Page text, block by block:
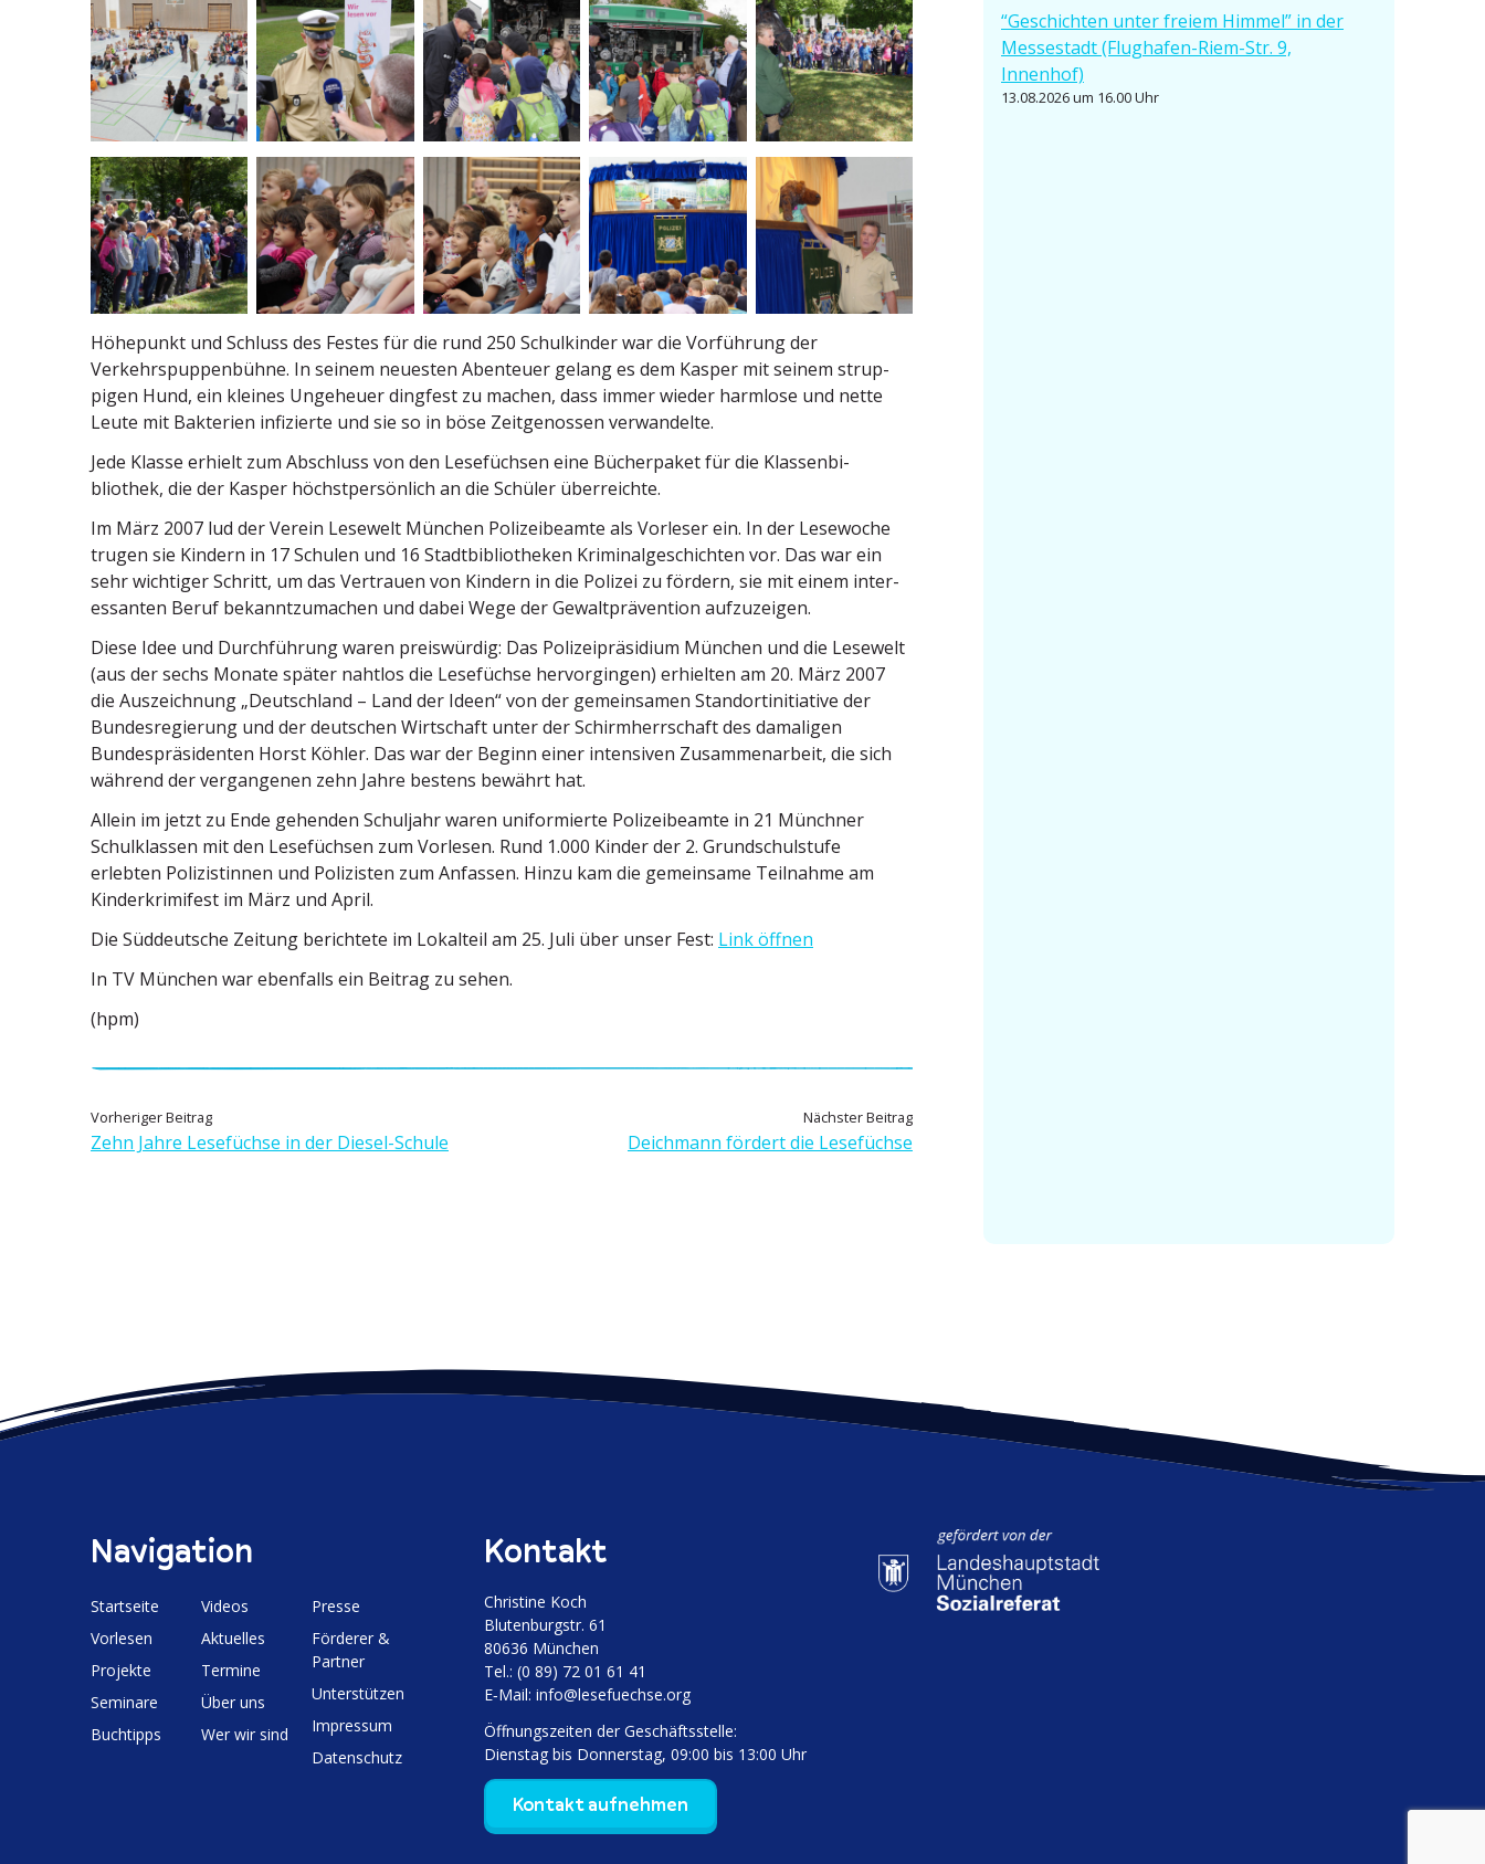
Höhepunkt und Schluss des Festes für die rund 250 Schul­kinder war die Vorführung der
Verkehrspup­pen­bühne. In seinem neuesten Abenteuer gelang es dem Kasper mit seinem strup­
pigen Hund, ein kleines Ungeheuer dingfest zu machen, dass immer wieder harmlose und nette
Leute mit Bakterien infizierte und sie so in böse Zeitge­nossen verwandelte.
Jede Klasse erhielt zum Abschluss von den Lesefüchsen eine Bücher­paket für die Klassen­bi­
bliothek, die der Kasper höchst­per­sönlich an die Schüler überreichte.
Im März 2007 lud der Verein Lesewelt München Polizei­beamte als Vorleser ein. In der Lesewoche
trugen sie Kindern in 17 Schulen und 16 Stadt­bi­blio­theken Krimi­nal­ge­schichten vor. Das war ein
sehr wichtiger Schritt, um das Vertrauen von Kindern in die Polizei zu fördern, sie mit einem inter­
es­santen Beruf bekannt­zu­machen und dabei Wege der Gewalt­prä­vention aufzuzeigen.
Diese Idee und Durch­führung waren preis­würdig: Das Polizei­prä­sidium München und die Lesewelt
(aus der sechs Monate später nahtlos die Lesefüchse hervor­gingen) erhielten am 20. März 2007
die Auszeichnung „Deutschland – Land der Ideen“ von der gemein­samen Stand­ort­in­itiative der
Bundes­re­gierung und der deutschen Wirtschaft unter der Schirm­herr­schaft des damaligen
Bundes­prä­si­denten Horst Köhler. Das war der Beginn einer inten­siven Zusam­men­arbeit, die sich
während der vergan­genen zehn Jahre bestens bewährt hat.
Allein im jetzt zu Ende gehenden Schuljahr waren unifor­mierte Polizei­beamte in 21 Münchner
Schul­klassen mit den Lesefüchsen zum Vorlesen. Rund 1.000 Kinder der 2. Grund­schul­stufe
erlebten Polizis­tinnen und Polizisten zum Anfassen. Hinzu kam die gemeinsame Teilnahme am
Kinder­kri­mifest im März und April.
Die Süddeutsche Zeitung berichtete im Lokalteil am 25. Juli über unser Fest: Link öffnen
In TV München war ebenfalls ein Beitrag zu sehen.
(hpm)
B
e
s
v
i
g
a
t
Vorheriger BeitragV
o
B
e
g
:
Zehn Jahre Lesefüchse in der Diesel-Schule
Nächster BeitragN
ä
t
r
Deichmann fördert die Lesefüchse
“Geschichten unter freiem Himmel” in der
Messe­stadt (Flughafen-Riem-Str. 9,
Innenhof)
13.08.2026 um 16.00 Uhr
Navigation
Start­seite
Vorlesen
Projekte
Seminare
Buchtipps
Videos
Aktuelles
Termine
Über uns
Wer wir sind
Presse
Förderer &
Partner
Unter­stützen
Impressum
Daten­schutz
Kontakt
Christine Koch
Bluten­burgstr. 61
80636 München
Tel.: (0 89) 72 01 61 41
E‑Mail:info@lesefuechse.org
Öffnungs­zeiten der Geschäftsstelle:
Dienstag bis Donnerstag, 09:00 bis 13:00 Uhr
Kontakt aufnehmen